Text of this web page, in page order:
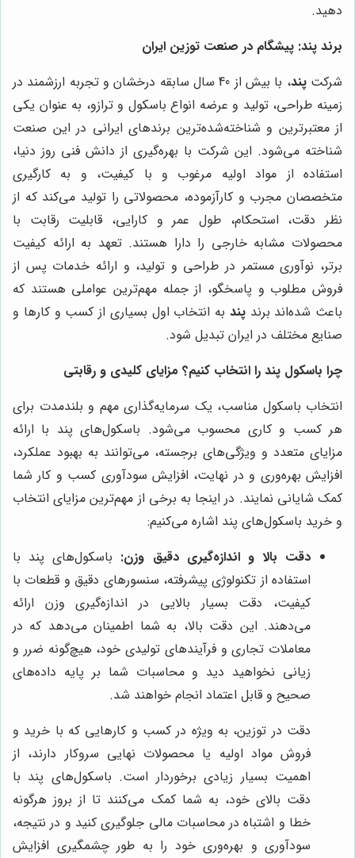
دهید.
برند پند: پیشگام در صنعت توزین ایران
شرکتپند
، با بیش از 40 سال سابقه درخشان و تجربه ارزشمند در
زمینه طراحی، تولید و عرضه انواع باسکول و ترازو، به عنوان یکی
از معتبرترین و شناخته‌شده‌ترین برندهای ایرانی در این صنعت
شناخته می‌شود. این شرکت با بهره‌گیری از دانش فنی روز دنیا،
استفاده از مواد اولیه مرغوب و با کیفیت، و به کارگیری
متخصصان مجرب و کارآزموده، محصولاتی را تولید می‌کند که از
نظر دقت، استحکام، طول عمر و کارایی، قابلیت رقابت با
محصولات مشابه خارجی را دارا هستند. تعهد به ارائه کیفیت
برتر، نوآوری مستمر در طراحی و تولید، و ارائه خدمات پس از
فروش مطلوب و پاسخگو، از جمله مهم‌ترین عواملی هستند که
باعث شده‌اند برندپند به انتخاب اول بسیاری از کسب و کارها و
صنایع مختلف در ایران تبدیل شود.
چرا باسکول پند را انتخاب کنیم؟ مزایای کلیدی و رقابتی
انتخاب باسکول مناسب، یک سرمایه‌گذاری مهم و بلندمدت برای
هر کسب و کاری محسوب می‌شود. باسکول‌های پند با ارائه
مزایای متعدد و ویژگی‌های برجسته، می‌توانند به بهبود عملکرد،
افزایش بهره‌وری و در نهایت، افزایش سودآوری کسب و کار شما
کمک شایانی نمایند. در اینجا به برخی از مهم‌ترین مزایای انتخاب
و خرید باسکول‌های پند اشاره می‌کنیم:
دقت بالا و اندازه‌گیری دقیق وزن: باسکول‌های پند با
استفاده از تکنولوژی پیشرفته، سنسورهای دقیق و قطعات با
کیفیت، دقت بسیار بالایی در اندازه‌گیری وزن ارائه
می‌دهند. این دقت بالا، به شما اطمینان می‌دهد که در
معاملات تجاری و فرآیندهای تولیدی خود، هیچ‌گونه ضرر و
زیانی نخواهید دید و محاسبات شما بر پایه داده‌های
صحیح و قابل اعتماد انجام خواهند شد.
دقت در توزین، به ویژه در کسب و کارهایی که با خرید و
فروش مواد اولیه یا محصولات نهایی سروکار دارند، از
اهمیت بسیار زیادی برخوردار است. باسکول‌های پند با
دقت بالای خود، به شما کمک می‌کنند تا از بروز هرگونه
خطا و اشتباه در محاسبات مالی جلوگیری کنید و در نتیجه،
سودآوری و بهره‌وری خود را به طور چشمگیری افزایش